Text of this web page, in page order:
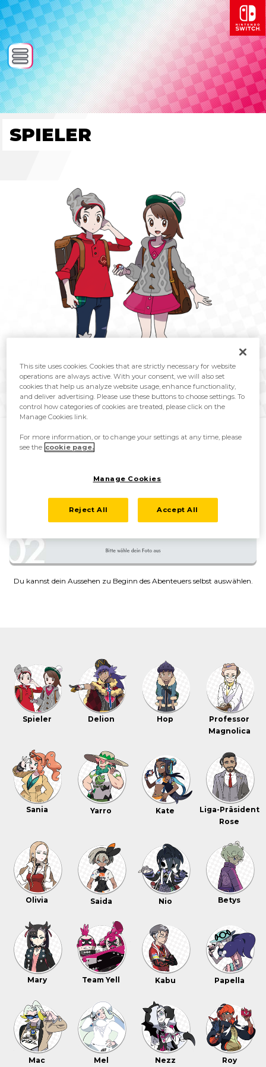
SPIELER
Spieler (männlich) Spieler (weiblich)
Du kannst dein Aussehen zu Beginn des Abenteuers selbst auswählen.
Spieler Delion Hop
Professor
Magnolica
Sania Yarro Kate
Liga-Präsident
Rose
Olivia Saida Nio Betys
Mary Team Yell Kabu Papella
Mac Mel Nezz Roy
This site uses cookies. Cookies that are strictly necessary for website
operations are always active. With your consent, we will also set
cookies that help us analyze website usage, enhance functionality,
and deliver advertising. Please use these buttons to choose settings. To
control how categories of cookies are treated, please click on the
Manage Cookies link.
For more information, or to change your settings at any time, please
see the cookie page.
Manage Cookies
Reject All Accept All